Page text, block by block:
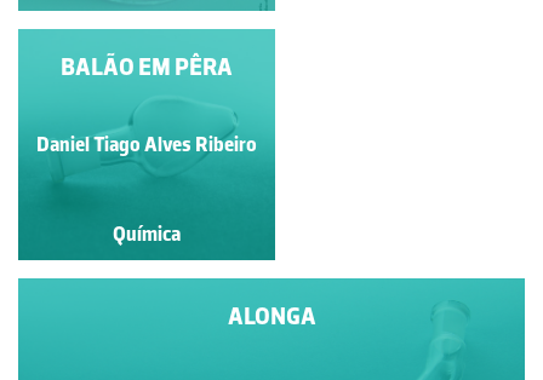
FUMOS DE CLORETO
Carlos Corrêa
Química
ALONGA
BALÃO EM PÊRA
Daniel Tiago Alves Ribeiro
Química